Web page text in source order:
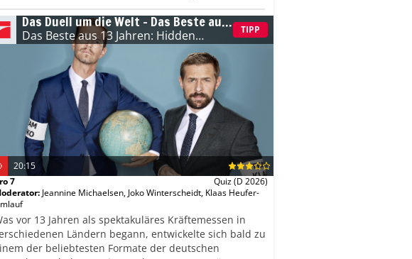
könnten ihre neuen Gestalten dauerhaft
Das Duell um die Welt – Das Beste aus
13 Jahren: Hidden Champions
Das Beste aus 13 Jahren: Hidden
Champions(E: 12/12)
TIPP
20:15
7
Quiz(D 2026)
: Jeannine Michaelsen, Joko Winterscheidt, Klaas Heufer-
vor 13 Jahren als spektakuläres Kräftemessen in
Ländern begann, entwickelte sich bald zu
der beliebtesten Formate der deutschen